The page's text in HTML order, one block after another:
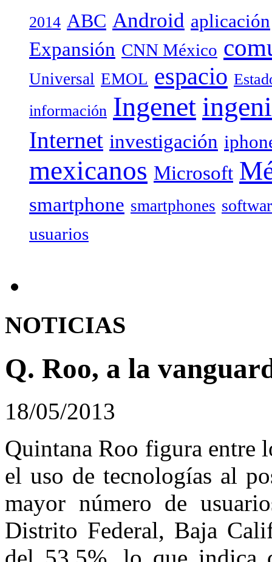
2014 ABC Android aplicación
Expansión CNN México
Universal EMOL espacio
información Ingenet
Internet investigación
mexicanos Microsoft
smartphone smartphones
usuarios
NOTICIAS
Q. Roo, a la
18/05/2013
Quintana Roo figura entre
el uso de tecnologías al
mayor número de
Distrito Federal, Baja